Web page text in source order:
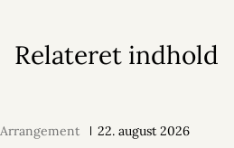
Relateret indhold
Arrangement 22. august 2026